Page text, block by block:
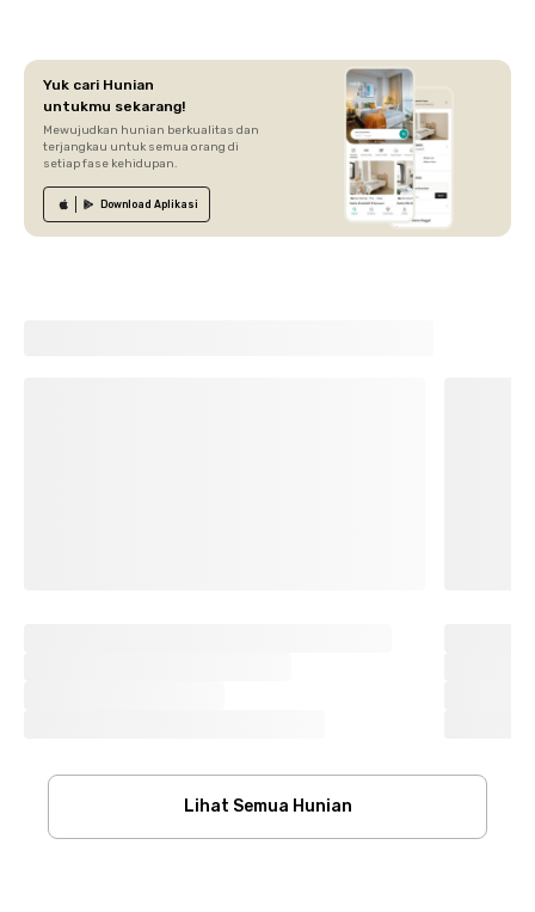
Yuk cari Hunian
untukmu sekarang!
Mewujudkan hunian berkualitas dan
terjangkau untuk semua orang di
setiap fase kehidupan.
Download Aplikasi
Lihat Semua Hunian